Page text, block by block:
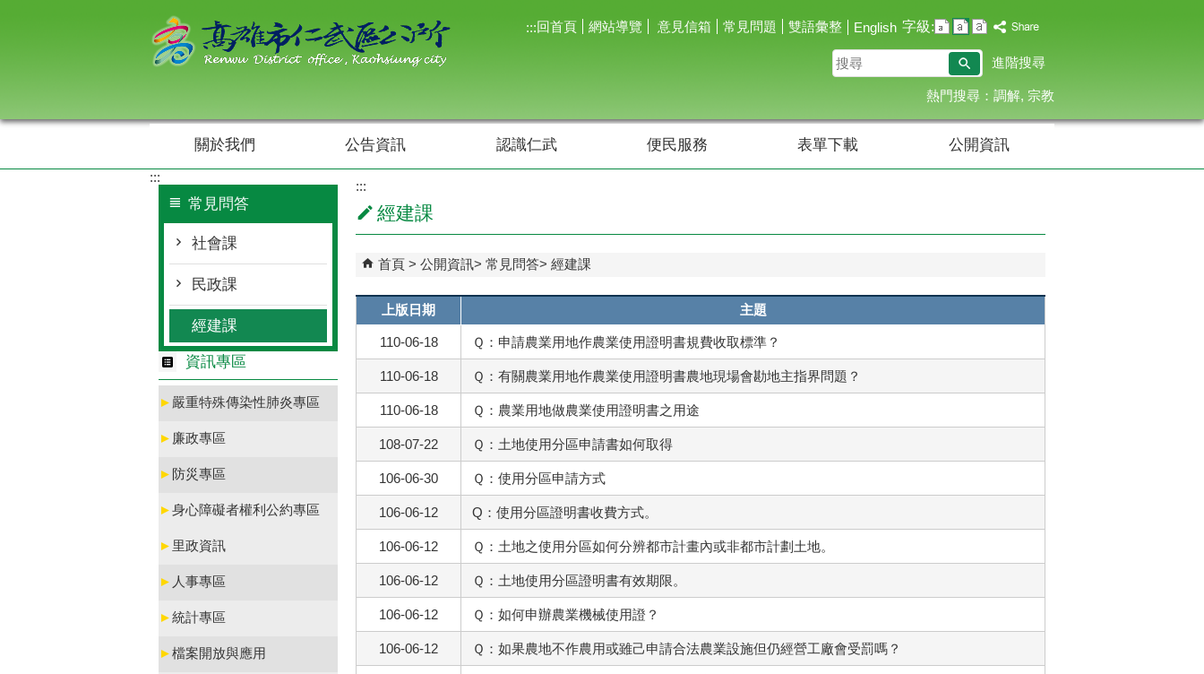
:::回首頁 網站導覽 意見信箱 常見問題 雙語彙整 English 字級:
搜
尋
進階搜尋
熱門搜尋： 調解 宗教
關於我們 公告資訊 認識仁武 便民服務 表單下載 公開資訊
:::
常見問答
社會課
民政課
經建課
資訊專區
► 嚴重特殊傳染性肺炎專區
► 廉政專區
► 防災專區
►身心障礙者權利公約專區
► 里政資訊
► 人事專區
►統計專區
►檔案開放與應用
:::
經建課
首頁 公開資訊 常見問答 經建課
上版日期 主題
110-06-18 Ｑ：申請農業用地作農業使用證明書規費收取標準？
110-06-18 Ｑ：有關農業用地作農業使用證明書農地現場會勘地主指界問題？
110-06-18 Ｑ：農業用地做農業使用證明書之用途
108-07-22 Ｑ：土地使用分區申請書如何取得
106-06-30 Ｑ：使用分區申請方式
106-06-12 Q：使用分區證明書收費方式。
106-06-12 Ｑ：土地之使用分區如何分辨都市計畫內或非都市計劃土地。
106-06-12 Ｑ：土地使用分區證明書有效期限。
106-06-12 Ｑ：如何申辦農業機械使用證？
106-06-12 Ｑ：如果農地不作農用或雖己申請合法農業設施但仍經營工廠會受罰嗎？